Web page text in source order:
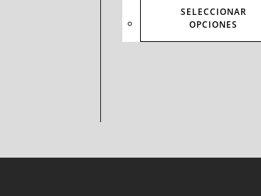
SELECCIONAR
OPCIONES